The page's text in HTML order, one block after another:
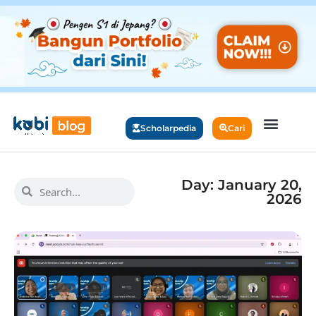
Scholarpedia Cari
Day: January 20,
2026